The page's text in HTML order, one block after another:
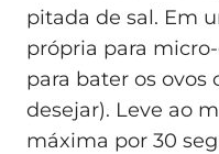
pitada de sal. Em
própria para
para bater os ovos
desejar). Leve ao
máxima por 30